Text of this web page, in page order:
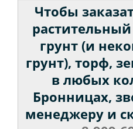
Чтобы
грунт (и
грунт), торф,
в любых
Бронницах,
менеджеру и